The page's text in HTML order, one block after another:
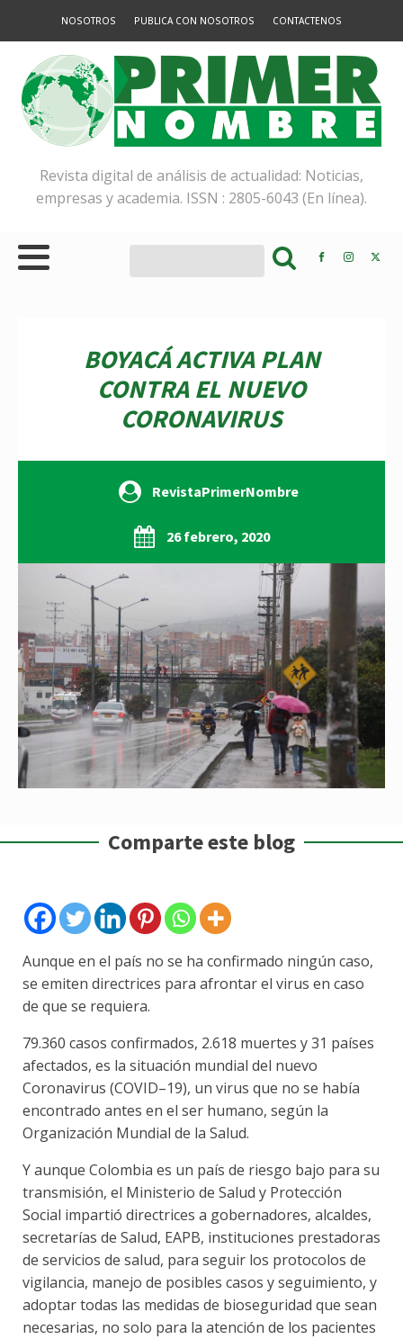
NOSOTROS PUBLICA CON NOSOTROS CONTACTENOS
Revista digital de análisis de actualidad: Noticias,
empresas y academia. ISSN : 2805-6043 (En línea).
BOYACÁ ACTIVA PLAN
CONTRA EL NUEVO
CORONAVIRUS
RevistaPrimerNombre
26 febrero, 2020
Comparte este blog
Aunque en el país no se ha confirmado ningún caso,
se emiten directrices para afrontar el virus en caso
de que se requiera.
79.360 casos confirmados, 2.618 muertes y 31 países
afectados, es la situación mundial del nuevo
Coronavirus (COVID–19), un virus que no se había
encontrado antes en el ser humano, según la
Organización Mundial de la Salud.
Y aunque Colombia es un país de riesgo bajo para su
transmisión, el Ministerio de Salud y Protección
Social impartió directrices a gobernadores, alcaldes,
secretarías de Salud, EAPB, instituciones prestadoras
de servicios de salud, para seguir los protocolos de
vigilancia, manejo de posibles casos y seguimiento, y
adoptar todas las medidas de bioseguridad que sean
necesarias, no solo para la atención de los pacientes